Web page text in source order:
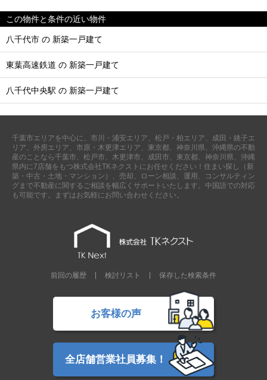
この物件と条件の近い物件
八千代市 の 新築一戸建て
東葉高速鉄道 の 新築一戸建て
八千代中央駅 の 新築一戸建て
千葉市エリアを中心に、市川・浦安エリア、松戸・柏エリア、成田・銚子エ
リア、外房エリア、市原・木更津エリア、東京都、神奈川県、沖縄県の不動
産のことなら千葉市、松戸市、木更津市、成田市、東京都、神奈川県、沖縄
県内に7店舗をもつ株式会社TKネクストにお任せください！住まい探し（新
築・中古・土地・マンション）、売却、ローン相談、運用、コンサルティン
グまで不動産に関するご相談を幅広くサポートいたします。中国語での対応
も可能です。まずはお気軽にお問い合わせください。
前回の履歴 検討リスト 保存した検索条件
お客様の声
全店舗営業社員募集！